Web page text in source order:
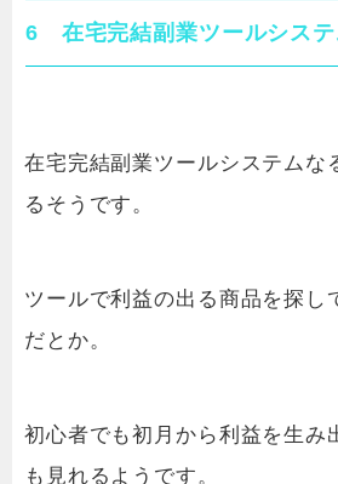
6 在宅完結副業ツールシステ
在宅完結副業ツールシステムな
るそうです。
ツールで利益の出る商品を探し
だとか。
初心者でも初月から利益を生み
も見れるようです。